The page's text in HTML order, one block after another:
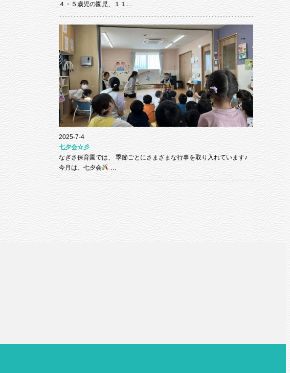
４・５歳児の園児、１１…
2025-7-4
七夕会☆彡
なぎさ保育園では、 季節ごとにさまざまな行事を取り入れています♪
今月は、七夕会
…